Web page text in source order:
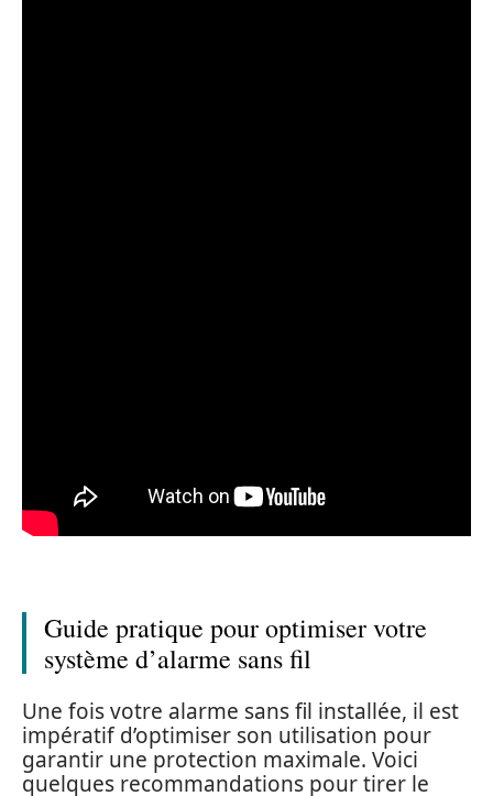
Guide pratique pour optimiser votre
système d’alarme sans fil
Une fois votre alarme sans fil installée, il est
impératif d’optimiser son utilisation pour
garantir une protection maximale. Voici
quelques recommandations pour tirer le